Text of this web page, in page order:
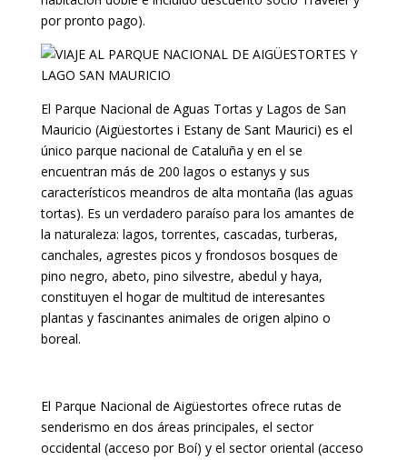
por pronto pago).
El Parque Nacional de Aguas Tortas y Lagos de San
Mauricio (Aigüestortes i Estany de Sant Maurici) es el
único parque nacional de Cataluña y en el se
encuentran más de 200 lagos o estanys y sus
característicos meandros de alta montaña (las aguas
tortas). Es un verdadero paraíso para los amantes de
la naturaleza: lagos, torrentes, cascadas, turberas,
canchales, agrestes picos y frondosos bosques de
pino negro, abeto, pino silvestre, abedul y haya,
constituyen el hogar de multitud de interesantes
plantas y fascinantes animales de origen alpino o
boreal.
El Parque Nacional de Aigüestortes ofrece rutas de
senderismo en dos áreas principales, el sector
occidental (acceso por Boí) y el sector oriental (acceso